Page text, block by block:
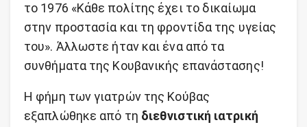
το 1976 «Κάθε πολίτης έχει το δικαίωμα
στην προστασία και τη φροντίδα της υγείας
του». Άλλωστε ήταν και ένα από τα
συνθήματα της Κουβανικής επανάστασης!
Η φήμη των γιατρών της Κούβας
εξαπλώθηκε από τη διεθνιστική ιατρική